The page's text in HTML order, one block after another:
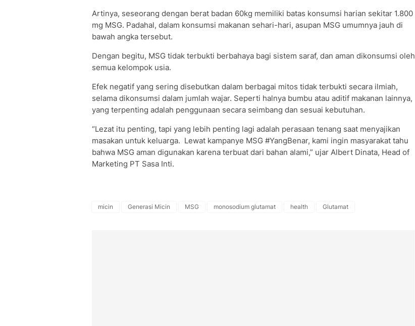
Artinya, seseorang dengan berat badan 60kg memiliki batas konsumsi harian sekitar 1.800
mg MSG. Padahal, dalam konsumsi makanan sehari-hari, asupan MSG umumnya jauh di
bawah angka tersebut.
Dengan begitu, MSG tidak terbukti berbahaya bagi sistem saraf, dan aman dikonsumsi oleh
semua kelompok usia.
Efek negatif yang sering disebutkan dalam berbagai mitos tidak terbukti secara ilmiah,
selama dikonsumsi dalam jumlah wajar. Seperti halnya bumbu atau aditif makanan lainnya,
yang terpenting adalah penggunaan secara seimbang dan sesuai kebutuhan.
“Lezat itu penting, tapi yang lebih penting lagi adalah perasaan tenang saat menyajikan
masakan untuk keluarga. Lewat kampanye MSG #YangBenar, kami ingin masyarakat tahu
bahwa MSG aman digunakan karena terbuat dari bahan alami,” ujar Albert Dinata, Head of
Marketing PT Sasa Inti.
micin Generasi Micin MSG monosodium glutamat health Glutamat